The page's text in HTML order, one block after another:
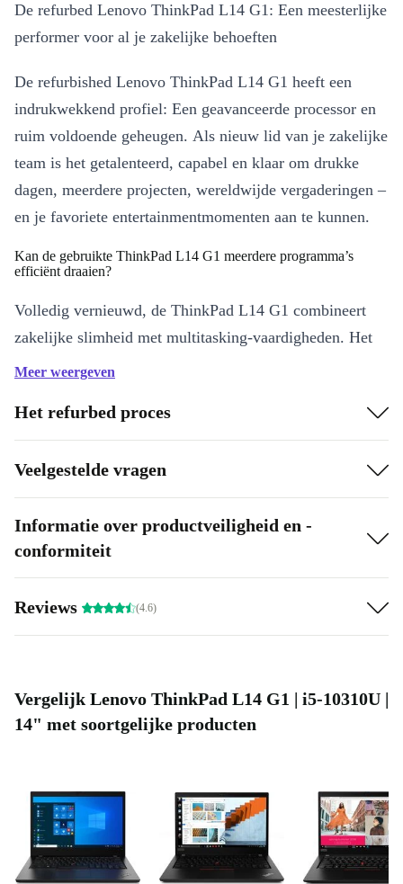
De refurbed Lenovo ThinkPad L14 G1: Een meesterlijke
performer voor al je zakelijke behoeften
De refurbished Lenovo ThinkPad L14 G1 heeft een
indrukwekkend profiel: Een geavanceerde processor en
ruim voldoende geheugen. Als nieuw lid van je zakelijke
team is het getalenteerd, capabel en klaar om drukke
dagen, meerdere projecten, wereldwijde vergaderingen –
en je favoriete entertainmentmomenten aan te kunnen.
Kan de gebruikte ThinkPad L14 G1 meerdere programma’s
efficiënt draaien?
Volledig vernieuwd, de ThinkPad L14 G1 combineert
zakelijke slimheid met multitasking-vaardigheden. Het
wordt geleverd met een krachtige processor en een
werken. Wissel moeiteloos tussen databeheer,
videogesprekken en softwaretoepassingen.
Hoogtepunten:
Milieuvriendelijk: Duurzamer dan een nieuwe laptop kopen
Meer weergeven
Het refurbed proces
Veelgestelde vragen
Informatie over productveiligheid en -
conformiteit
Reviews (4.6)
Vergelijk Lenovo ThinkPad L14 G1 | i5-10310U |
14" met soortgelijke producten